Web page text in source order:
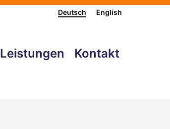
Deutsch English
Leistungen Kontakt